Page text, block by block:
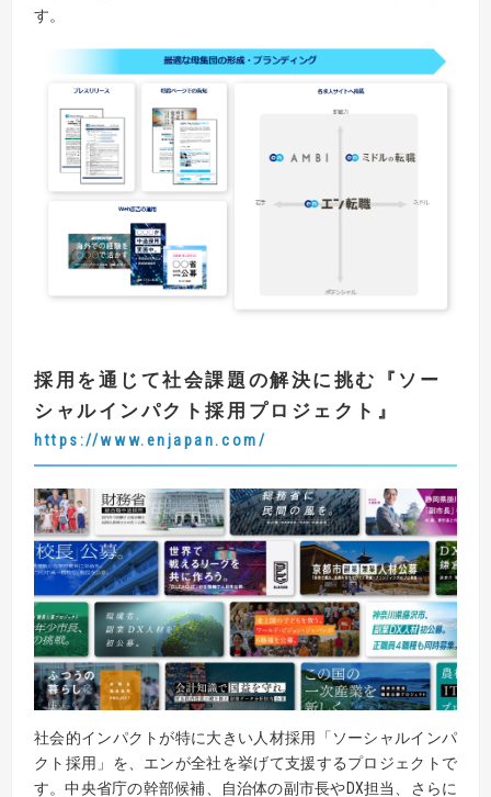
す。
採用を通じて社会課題の解決に挑む 『 ソー
シャルインパクト採用プロジェクト 』
https://www.enjapan.com/
社会的インパクトが特に大きい人材採用「ソーシャルインパ
クト採用」を、エンが全社を挙げて支援するプロジェクトで
す。中央省庁の幹部候補、自治体の副市長やDX担当、さらに